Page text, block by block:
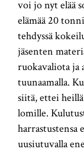
voi jo nyt elää
elämää 20
tehdyssä
jäsenten
ruokavaliota ja
tuunaamalla.
siitä, ettei
lomille.
harrastustensa
uusiutuvalla